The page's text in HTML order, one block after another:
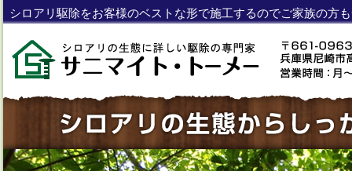
シロアリ駆除をお客様のベストな形で施工するのでご家族の方